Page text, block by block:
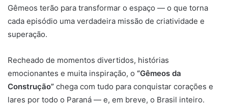
Gêmeos terão para transformar o espaço — o que torna
cada episódio uma verdadeira missão de criatividade e
superação.
Recheado de momentos divertidos, histórias
emocionantes e muita inspiração, o “Gêmeos da
Construção” chega com tudo para conquistar corações e
lares por todo o Paraná — e, em breve, o Brasil inteiro.